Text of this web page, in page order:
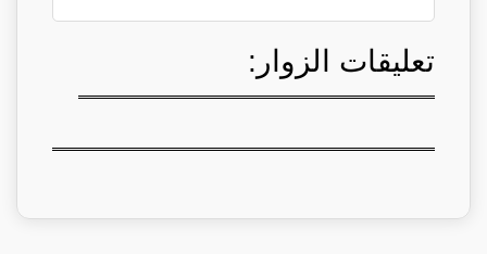
تعليقات الزوار: